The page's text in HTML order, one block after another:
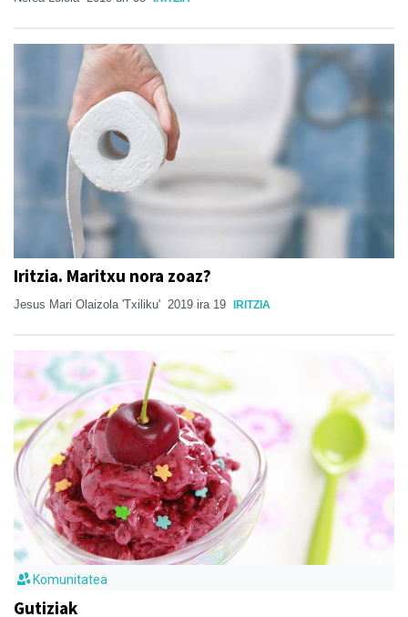
Iritzia. Maritxu nora zoaz?
Jesus Mari Olaizola 'Txiliku' 2019 ira 19 IRITZIA
Komunitatea
Gutiziak